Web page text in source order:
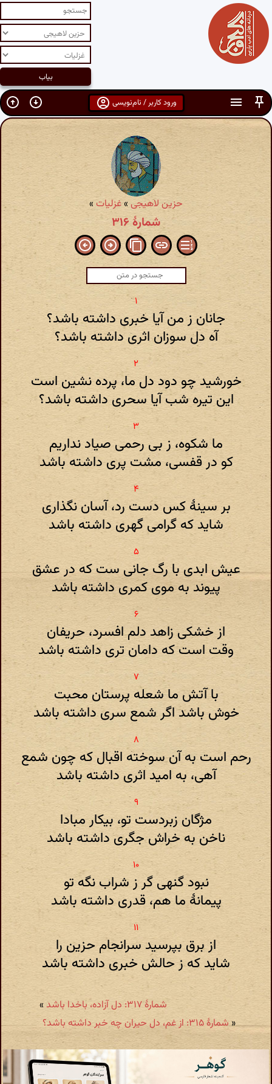
ورود کاربر / نام‌نویسی
حزین لاهیجی»غزلیات »
شمارهٔ ۳۱۶
جانان ز من آیا خبری داشته باشد؟
آه دل سوزان اثری داشته باشد؟
خورشید چو دود دل ما، پرده نشین است
این تیره شب آیا سحری داشته باشد؟
ما شکوه، ز بی رحمی صیاد نداریم
کو در قفسی، مشت پری داشته باشد
بر سینهٔ کس دست رد، آسان نگذاری
شاید که گرامی گهری داشته باشد
عیش ابدی با رگ جانی ست که در عشق
پیوند به موی کمری داشته باشد
از خشکی زاهد دلم افسرد، حریفان
وقت است که دامان تری داشته باشد
با آتش ما شعله پرستان محبت
خوش باشد اگر شمع سری داشته باشد
رحم است به آن سوخته اقبال که چون شمع
آهی، به امید اثری داشته باشد
مژگان زبردست تو، بیکار مبادا
ناخن به خراش جگری داشته باشد
نبود گنهی گر ز شراب نگه تو
پیمانهٔ ما هم، قدری داشته باشد
از برق بپرسید سرانجام حزین را
شاید که ز حالش خبری داشته باشد
شمارهٔ ۳۱۷: دل آزاده، باخدا باشد
»
«شمارهٔ ۳۱۵: از غم، دل حیران چه خبر داشته باشد؟